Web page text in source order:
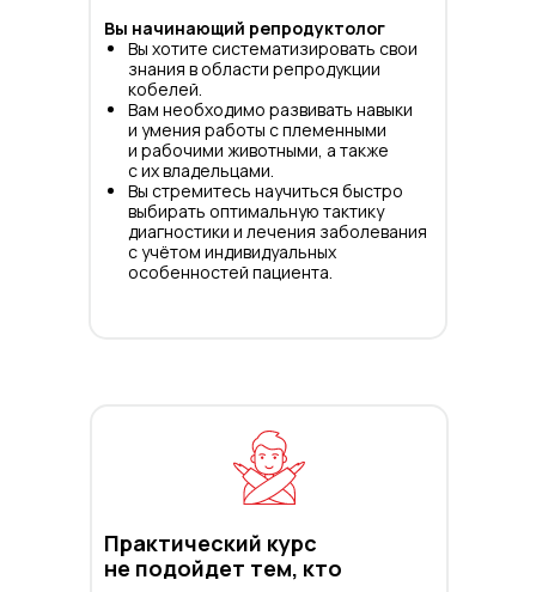
Вы начинающий репродуктолог
Вы хотите систематизировать свои
знания в области репродукции
кобелей.
Вам необходимо развивать навыки
и умения работы с племенными
и рабочими животными, а также
с их владельцами.
Вы стремитесь научиться быстро
выбирать оптимальную тактику
диагностики и лечения заболевания
с учётом индивидуальных
особенностей пациента.
Практический курс
не подойдет тем, кто